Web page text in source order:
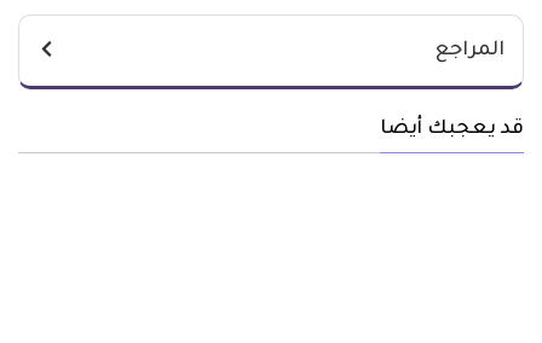
المراجع
قد يعجبك أيضا